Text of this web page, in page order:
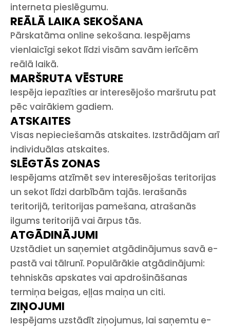
interneta pieslēgumu.
REĀLĀ LAIKA SEKOŠANA
Pārskatāma online sekošana. Iespējams
vienlaicīgi sekot līdzi visām savām ierīcēm
reālā laikā.
MARŠRUTA VĒSTURE
Iespēja iepazīties ar interesējošo maršrutu pat
pēc vairākiem gadiem.
ATSKAITES
Visas nepieciešamās atskaites. Izstrādājam arī
individuālas atskaites.
SLĒGTĀS ZONAS
Iespējams atzīmēt sev interesējošas teritorijas
un sekot līdzi darbībām tajās. Ierašanās
teritorijā, teritorijas pamešana, atrašanās
ilgums teritorijā vai ārpus tās.
ATGĀDINĀJUMI
Uzstādiet un saņemiet atgādinājumus savā e-
pastā vai tālrunī. Populārākie atgādinājumi:
tehniskās apskates vai apdrošināšanas
termiņa beigas, eļļas maiņa un citi.
ZIŅOJUMI
Iespējams uzstādīt ziņojumus, lai saņemtu e-